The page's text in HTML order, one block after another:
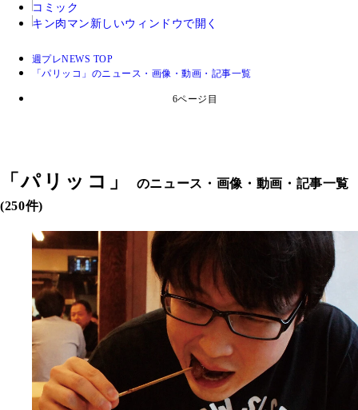
コミック
キン肉マン 新しいウィンドウで開く
週プレNEWS TOP
「パリッコ」のニュース・画像・動画・記事一覧
6ページ目
「パリッコ 」
のニュース・画像・動画・記事一覧
(250件)